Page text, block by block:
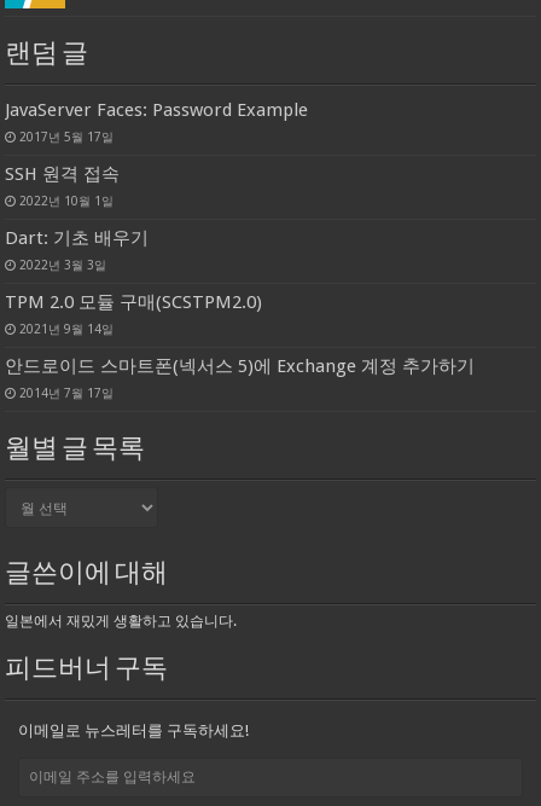
랜덤 글
JavaServer Faces: Password Example
2017년 5월 17일
SSH 원격 접속
2022년 10월 1일
Dart: 기초 배우기
2022년 3월 3일
TPM 2.0 모듈 구매(SCSTPM2.0)
2021년 9월 14일
안드로이드 스마트폰(넥서스 5)에 Exchange 계정 추가하기
2014년 7월 17일
월별 글 목록
목
록
글쓴이에 대해
일본에서 재밌게 생활하고 있습니다.
피드버너 구독
이메일로 뉴스레터를 구독하세요!